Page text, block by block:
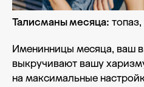
Талисманы месяца:
Именинницы месяца, ваш
выкручивают вашу
на максимальные